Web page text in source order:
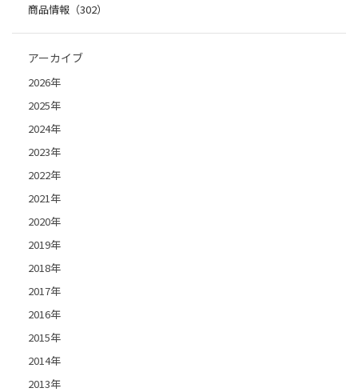
商品情報（302）
アーカイブ
2026年
2025年
2024年
2023年
2022年
2021年
2020年
2019年
2018年
2017年
2016年
2015年
2014年
2013年